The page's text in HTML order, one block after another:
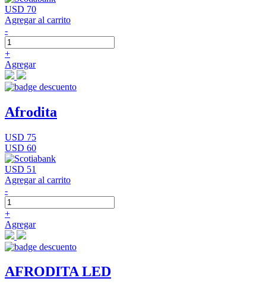
USD 70
Agregar al carrito
-
+
Agregar
Afrodita
USD 75
USD 60
USD 51
Agregar al carrito
-
+
Agregar
AFRODITA LED